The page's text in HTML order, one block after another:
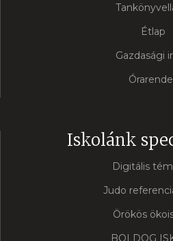
Étlap
Gazdasági
Iskolánk
Digitális
Judo
Örökös
BOLDOG